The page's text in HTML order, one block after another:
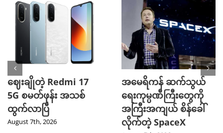
ဈေးချိုတဲ့ Redmi 17
5G စမတ်ဖုန်း အသစ်
ထွက်လာပြီ
August 7th, 2026
အမေရိကန် ဆက်သွယ်
ရေးကုမ္ပဏီကြီးတွေကို
အကြီးအကျယ် စိန်ခေါ်
လိုက်တဲ့ SpaceX